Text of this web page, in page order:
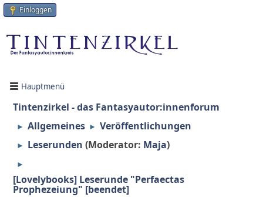
Einloggen
Hauptmenü
Tintenzirkel - das Fantasyautor:innenforum
► Allgemeines ► Veröffentlichungen
► Leserunden (Moderator: Maja)
►
[Lovelybooks] Leserunde "Perfaectas
Prophezeiung" [beendet]